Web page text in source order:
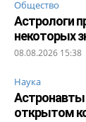
Общество
Астрологи
некоторых
08.08.2026 15:38
Наука
Астронавты
открытом